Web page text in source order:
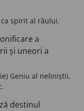
spirit al răului.
a
și uneori a
Geniu al neliniștii,
destinul